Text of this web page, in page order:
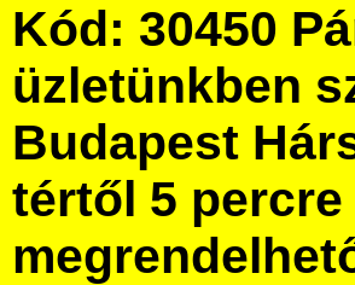
Kód: 30450
üzletünkben
Budapest
tértől 5